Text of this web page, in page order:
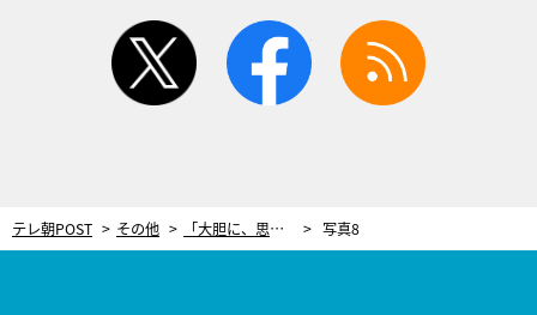
twitter facebook
テレ朝POST その他 「大胆に、思いっきり」で顔の印象が一変！プロが教える“SNSで映える”メイク 写真8